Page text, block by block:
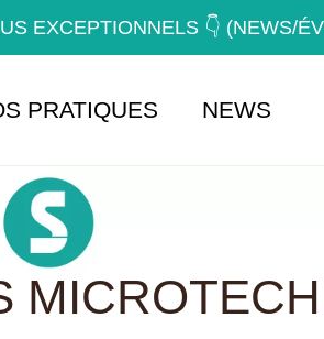
EXCEPTIONNELS 👇 (NEWS/
PRATIQUES NEWS